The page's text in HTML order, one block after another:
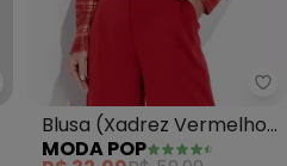
Dianna - Blusa Manga
Blusa (Xadrez Vermelho)
com Decote Quadrado
MODA POP